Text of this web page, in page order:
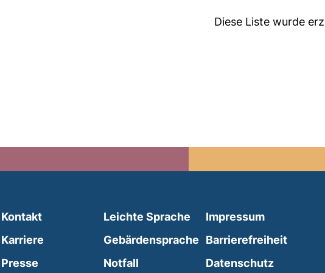
Diese Liste wurde
Kontakt
Karriere
Presse
Leichte Sprache (external link, opens in a
Gebärdensprache (external link, opens in
Notfall (external link, opens in a new
Impressum
Barrierefreiheit
Datenschutz